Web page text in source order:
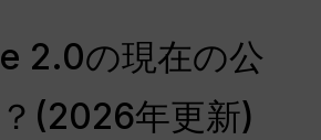
2.0の現在の公
(2026年更新)